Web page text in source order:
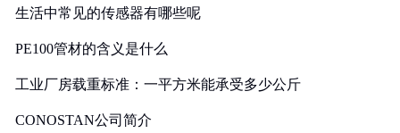
生活中常见的传感器有哪些呢
PE100管材的含义是什么
工业厂房载重标准：一平方米能承受多少公斤
CONOSTAN公司简介